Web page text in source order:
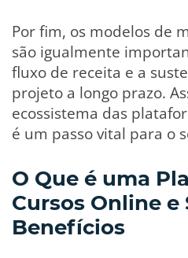
Por fim, os modelos de
são igualmente
fluxo de receita e a
projeto a longo prazo.
ecossistema das
é um passo vital para o
O Que é uma
Cursos Online e
Benefícios